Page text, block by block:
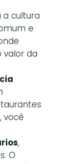
cultura
e
valor da
, você
,
O